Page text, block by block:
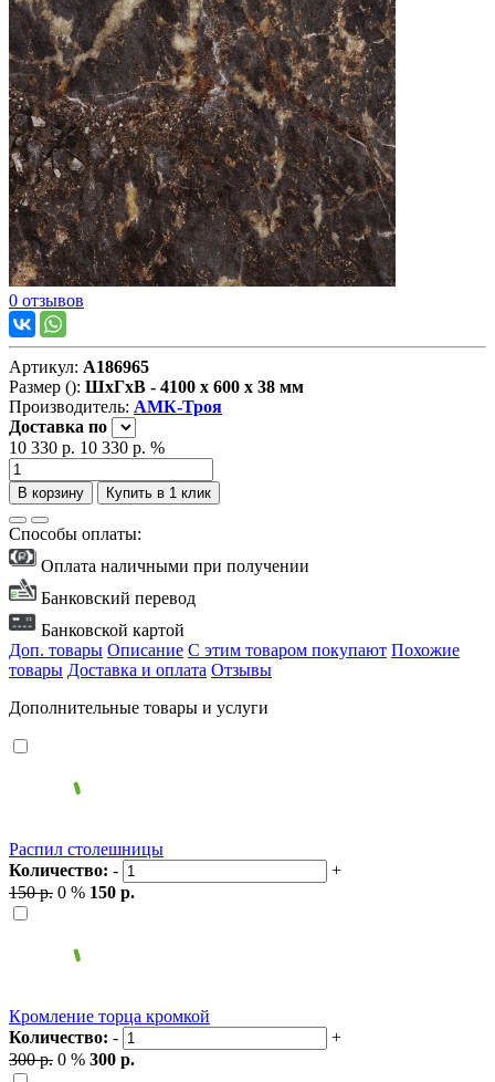
0 отзывов
Артикул: А186965
Размер (): ШxГxВ - 4100 x 600 x 38 мм
Производитель: АМК-Троя
Доставка по
10 330 р. 10 330 р. %
В корзину Купить в 1 клик
Способы оплаты:
Оплата наличными при получении
Банковский перевод
Банковской картой
Доп. товары Описание С этим товаром покупают Похожие
товары Доставка и оплата Отзывы
Дополнительные товары и услуги
Распил столешницы
Количество: -
+
150 р. 0 % 150 р.
Кромление торца кромкой
Количество: -
+
300 р. 0 % 300 р.